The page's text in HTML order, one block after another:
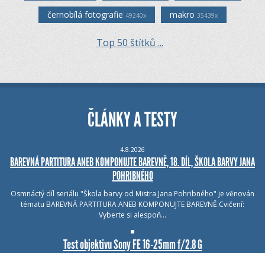
černobílá fotografie 49240x makro 35439x
Top 50 štítků ...
ČLÁNKY A TESTY
4.8.2026
BAREVNÁ PARTITURA ANEB KOMPONUJTE BAREVNĚ, 18. DÍL, ŠKOLA BARVY JANA
POHRIBNÉHO
Osmnáctý díl seriálu "Škola barvy od Mistra Jana Pohribného" je věnován
tématu BAREVNÁ PARTITURA ANEB KOMPONUJTE BAREVNĚ.Cvičení:
Vyberte si alespoň…
Test objektivu Sony FE 16-25mm f/2.8 G